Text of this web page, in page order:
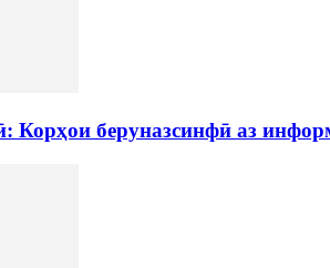
Корҳои беруназсинфӣ аз